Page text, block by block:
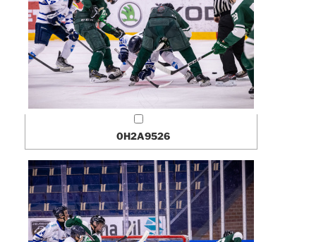
0H2A9526